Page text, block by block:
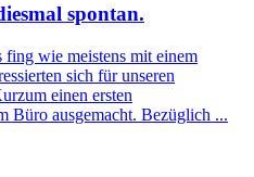
spontan.
wie meistens mit einem
sich für unseren
einen ersten
Büro ausgemacht. Bezüglich ...